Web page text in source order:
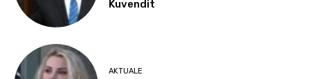
Kuvendit
AKTUALE